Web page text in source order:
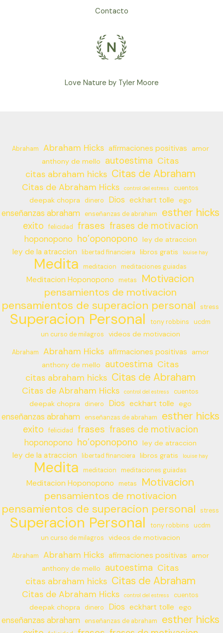
Contacto
Love Nature by Tyler Moore
Abraham Abraham Hicks afirmaciones positivas
amor
anthony de mello
autoestima Citas
citas abraham hicks Citas de Abraham
Citas de Abraham Hicks control del estress cuentos
deepak chopra dinero Dios eckhart tolle ego
enseñanzas abraham enseñanzas de abraham esther hicks
exito felicidad frases frases de motivacion
hoponopono ho’oponopono ley de atraccion
ley de la atraccion libertad financiera libros gratis louise hay
Medita meditacion meditaciones guiadas
Meditacion Hoponopono metas Motivacion
pensamientos de motivacion
pensamientos de superacion personal stress
Superacion Personal tony robbins
ucdm
un curso de milagros
videos de motivacion
Abraham Abraham Hicks afirmaciones positivas
amor
anthony de mello
autoestima Citas
citas abraham hicks Citas de Abraham
Citas de Abraham Hicks control del estress cuentos
deepak chopra dinero Dios eckhart tolle ego
enseñanzas abraham enseñanzas de abraham esther hicks
exito felicidad frases frases de motivacion
hoponopono ho’oponopono ley de atraccion
ley de la atraccion libertad financiera libros gratis louise hay
Medita meditacion meditaciones guiadas
Meditacion Hoponopono metas Motivacion
pensamientos de motivacion
pensamientos de superacion personal stress
Superacion Personal tony robbins
ucdm
un curso de milagros
videos de motivacion
Abraham Abraham Hicks afirmaciones positivas
amor
anthony de mello
autoestima Citas
citas abraham hicks Citas de Abraham
Citas de Abraham Hicks control del estress cuentos
deepak chopra dinero Dios eckhart tolle ego
enseñanzas abraham enseñanzas de abraham esther hicks